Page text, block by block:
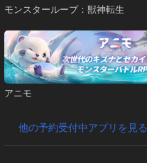
モンスターループ：獣神転生
アニモ
他の予約受付中アプリを見る